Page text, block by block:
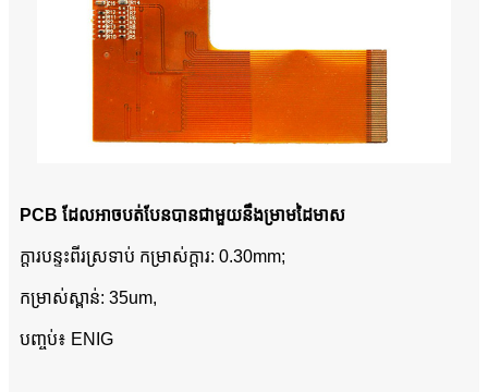
PCB ដែលអាចបត់បែនបានជាមួយនឹងម្រាមដៃមាស
ក្តារបន្ទះពីរស្រទាប់ កម្រាស់ក្តារ: 0.30mm;
កម្រាស់ស្ពាន់: 35um,
បញ្ចប់៖ ENIG